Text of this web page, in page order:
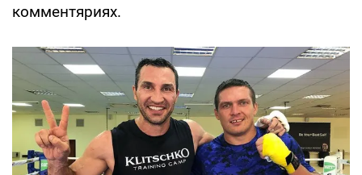
комментяриях.